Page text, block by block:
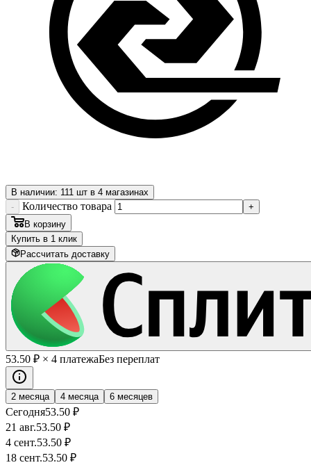
В наличии: 111 шт в 4 магазинах
-
Количество товара
+
В корзину
Купить в 1 клик
Рассчитать доставку
53.50 ₽ × 4 платежаБез переплат
2 месяца 4 месяца 6 месяцев
Сегодня53.50 ₽
21 авг.53.50 ₽
4 сент.53.50 ₽
18 сент.53.50 ₽